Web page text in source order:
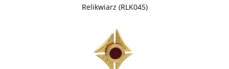
Relikwiarz (RLK045)